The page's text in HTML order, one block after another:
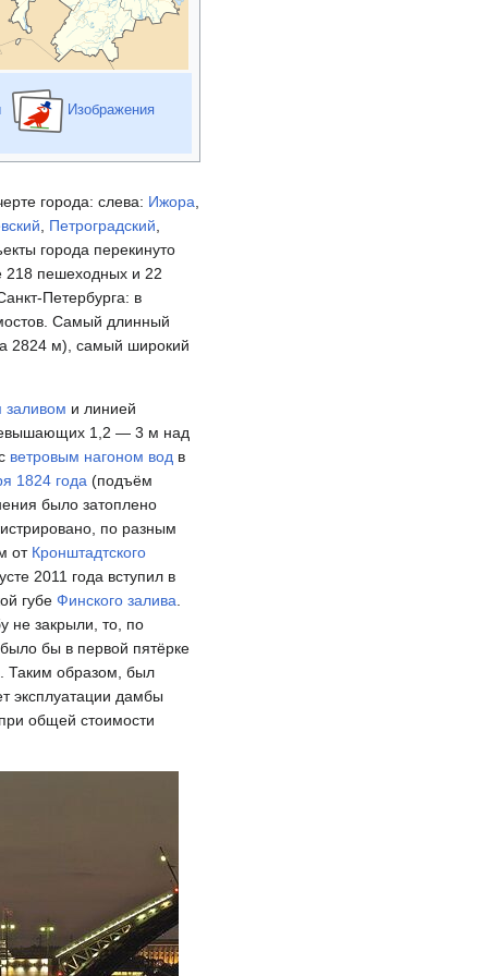
Изображения
города: слева: Ижора,
, Петроградский,
города перекинуто
218 пешеходных и 22
Петербурга: в
Самый длинный
2824 м), самый широкий
заливом и линией
1,2 — 3 м над
ветровым нагоном вод в
1824 года (подъём
было затоплено
по разным
от Кронштадтского
2011 года вступил в
губе Финского залива.
не закрыли, то, по
бы в первой пятёрке
Таким образом, был
эксплуатации дамбы
общей стоимости